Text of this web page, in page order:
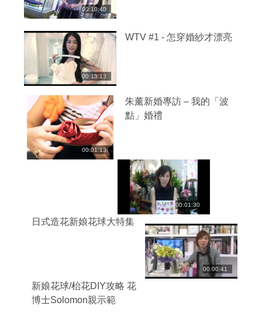
00:10:40
00:13:13
WTV #1 - 怎穿婚紗才漂亮
00:01:13
朱薰新婚專訪 – 我的「波
點」婚禮
00:01:30
日式造花新娘花球大特集
00:00:41
新娘花球/枱花DIY攻略 花
博士Solomon親示範